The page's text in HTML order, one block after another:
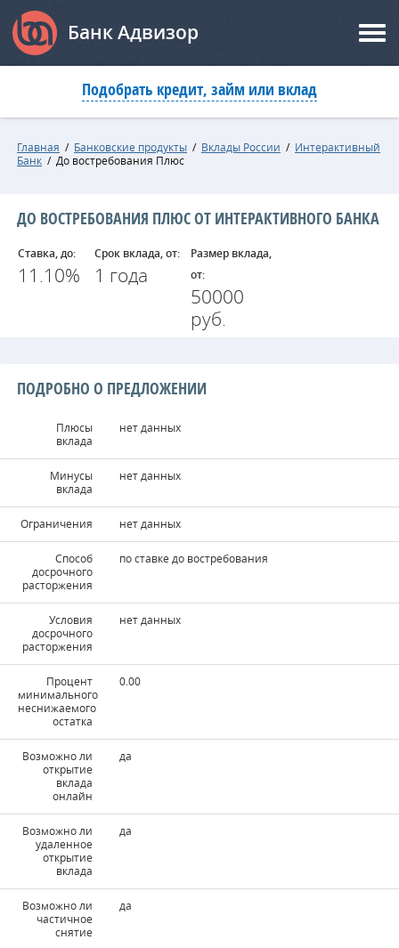
Банк Адвизор
Подобрать кредит, займ или вклад
Главная / Банковские продукты / Вклады России / Интерактивный
Банк / До востребования Плюс
ДО ВОСТРЕБОВАНИЯ ПЛЮС ОТ ИНТЕРАКТИВНОГО БАНКА
Ставка, до:
11.10%
Срок вклада, от:
1 года
Размер вклада,
от:
50000
руб.
ПОДРОБНО О ПРЕДЛОЖЕНИИ
Плюсы
вклада
нет данных
Минусы
вклада
нет данных
Ограничения нет данных
Способ
досрочного
расторжения
по ставке до востребования
Условия
досрочного
расторжения
нет данных
Процент
минимального
неснижаемого
остатка
0.00
Возможно ли
открытие
вклада
онлайн
да
Возможно ли
удаленное
открытие
вклада
да
Возможно ли
частичное
снятие
да